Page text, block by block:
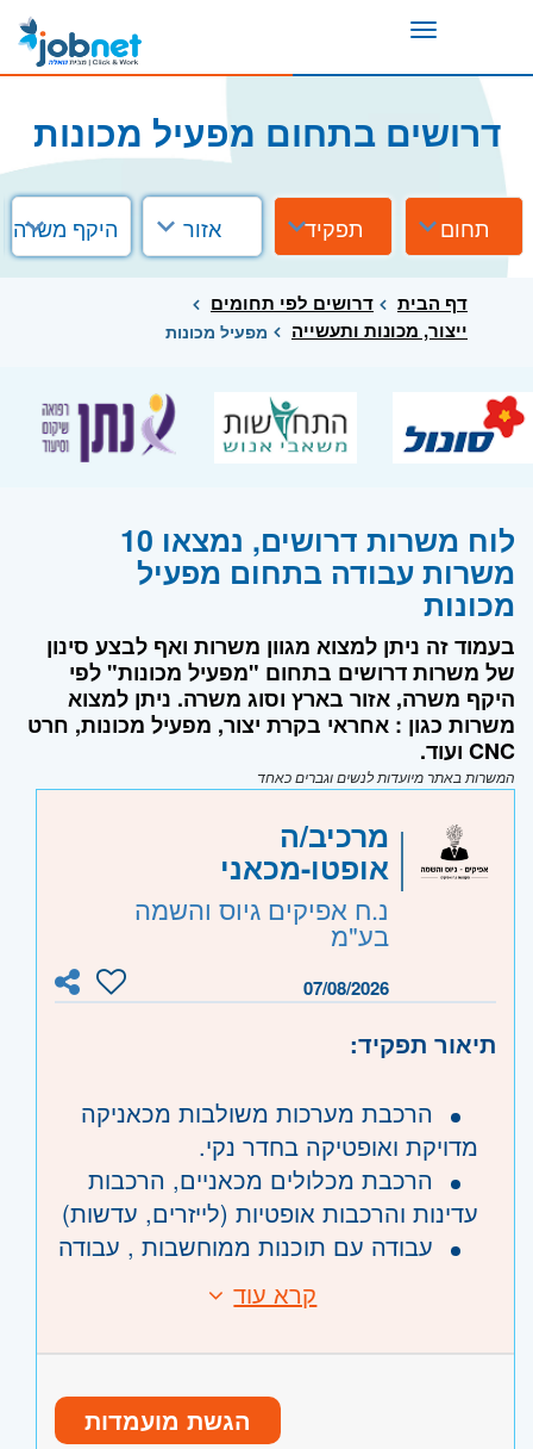
Toggle
דרושים בתחום מפעיל מכונות
תחום תפקיד אזור היקף משרה
דף הבית
דרושים לפי תחומים
ייצור, מכונות ותעשייה
מפעיל מכונות
לוח משרות דרושים, נמצאו 10
משרות עבודה בתחום מפעיל
מכונות
בעמוד זה ניתן למצוא מגוון משרות ואף לבצע סינון
של משרות דרושים בתחום "מפעיל מכונות" לפי
היקף משרה, אזור בארץ וסוג משרה. ניתן למצוא
משרות כגון : אחראי בקרת יצור, מפעיל מכונות, חרט
CNC ועוד.
המשרות באתר מיועדות לנשים וגברים כאחד
מרכיב/ה
אופטו-מכאני
נ.ח אפיקים גיוס והשמה
בע"מ
07/08/2026
תיאור תפקיד:
הרכבת מערכות משולבות מכאניקה
מדויקת ואופטיקה בחדר נקי.
הרכבת מכלולים מכאניים, הרכבות
עדינות והרכבות אופטיות (לייזרים, עדשות)
עבודה עם תוכנות ממוחשבות , עבודה
דרישות:
ניסיון בהרכבת מכלולים לפי שרטוטים
קרא עוד
הגשת מועמדות